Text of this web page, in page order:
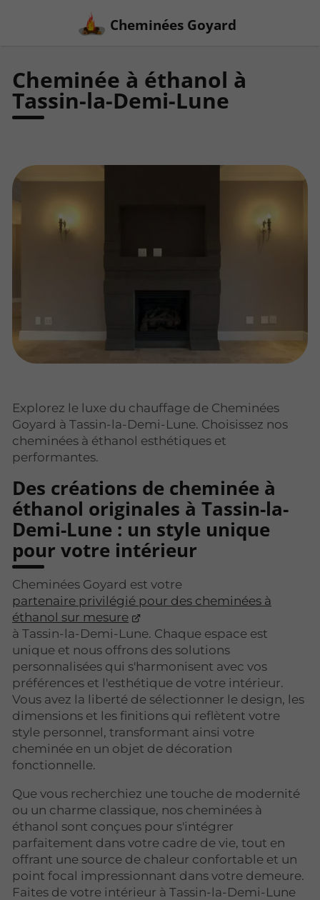
Cheminées Goyard
Cheminée à éthanol à
Tassin-la-Demi-Lune
Explorez le luxe du chauffage de Cheminées
Goyard à Tassin-la-Demi-Lune. Choisissez nos
cheminées à éthanol esthétiques et
performantes.
Des créations de cheminée à
éthanol originales à Tassin-la-
Demi-Lune : un style unique
pour votre intérieur
Cheminées Goyard est votre
partenaire privilégié pour des cheminées à
éthanol sur mesure
à Tassin-la-Demi-Lune. Chaque espace est
unique et nous offrons des solutions
personnalisées qui s'harmonisent avec vos
préférences et l'esthétique de votre intérieur.
Vous avez la liberté de sélectionner le design, les
dimensions et les finitions qui reflètent votre
style personnel, transformant ainsi votre
cheminée en un objet de décoration
fonctionnelle.
Que vous recherchiez une touche de modernité
ou un charme classique, nos cheminées à
éthanol sont conçues pour s'intégrer
parfaitement dans votre cadre de vie, tout en
offrant une source de chaleur confortable et un
point focal impressionnant dans votre demeure.
Faites de votre intérieur à Tassin-la-Demi-Lune